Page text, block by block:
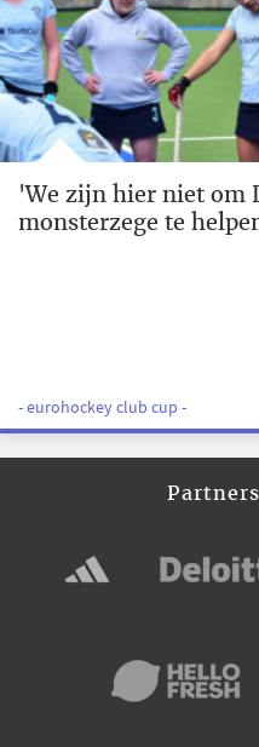
'We zijn hier niet om
monsterzege te
- eurohockey club cup -